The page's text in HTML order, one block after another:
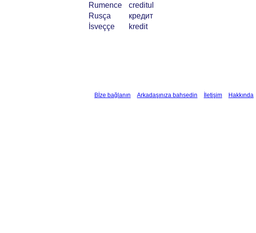
Rumence
creditul
Rusça
кредит
İsveççe
kredit
Bİze bağlanın Arkadaşınıza bahsedin İletişim Hakkında